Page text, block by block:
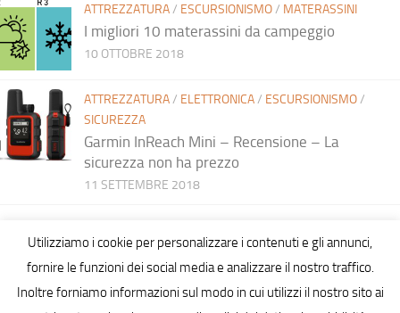
ATTREZZATURA/ ESCURSIONISMO/ MATERASSINI
I migliori 10 materassini da campeggio
10 OTTOBRE 2018
ATTREZZATURA/ ELETTRONICA/ ESCURSIONISMO/
SICUREZZA
Garmin InReach Mini – Recensione – La
sicurezza non ha prezzo
11 SETTEMBRE 2018
Hiking in Sardinia © 2026. All Rights Reserved.
Utilizziamo i cookie per personalizzare i contenuti e gli annunci,
fornire le funzioni dei social media e analizzare il nostro traffico.
Inoltre forniamo informazioni sul modo in cui utilizzi il nostro sito ai